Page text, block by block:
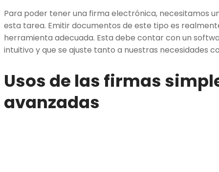
Para poder tener una firma electrónica, necesitamos
esta tarea. Emitir documentos de este tipo es
herramienta adecuada. Esta debe contar con un
intuitivo y que se ajuste tanto a nuestras necesidades
Usos de las firmas
avanzadas